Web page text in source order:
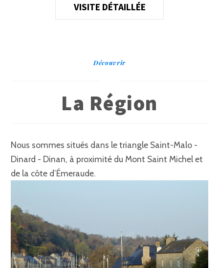
VISITE DÉTAILLÉE
Découvrir
La Région
Nous sommes situés dans le triangle Saint-Malo -
Dinard - Dinan, à proximité du Mont Saint Michel et
de la côte d’Émeraude.